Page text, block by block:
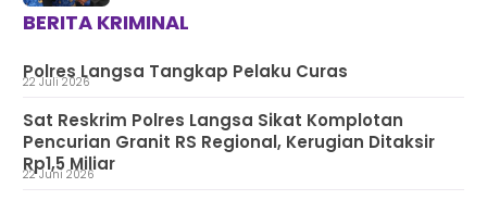
BERITA KRIMINAL
Polres Langsa Tangkap Pelaku Curas
22 Juli 2026
Sat Reskrim Polres Langsa Sikat Komplotan
Pencurian Granit RS Regional, Kerugian Ditaksir
Rp1,5 Miliar
22 Juni 2026